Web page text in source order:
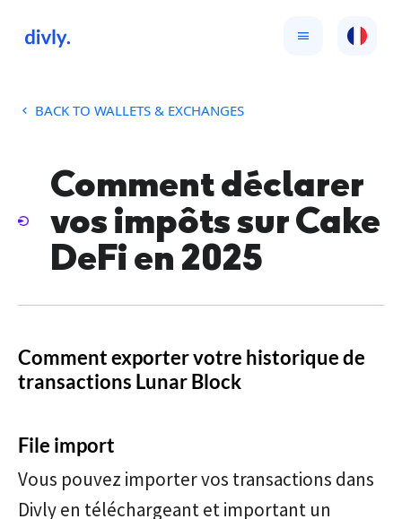
BACK TO WALLETS & EXCHANGES
Comment déclarer
vos impôts sur Cake
DeFi en 2025
Comment exporter votre historique de
transactions Lunar Block
File import
Vous pouvez importer vos transactions dans
Divly en téléchargeant et important un